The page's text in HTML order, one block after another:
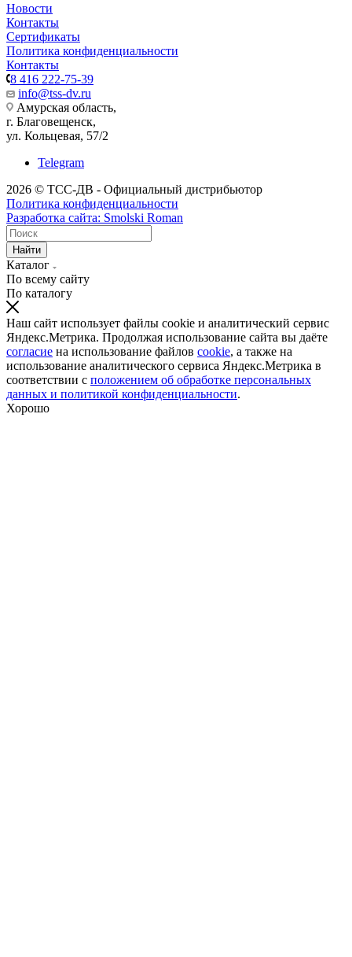
Новости
Контакты
Сертификаты
Политика конфиденциальности
Контакты
8 416 222-75-39
info@tss-dv.ru
Амурская область,
г. Благовещенск,
ул. Кольцевая, 57/2
Telegram
2026 © ТСС-ДВ - Официальный дистрибьютор
Политика конфиденциальности
Разработка сайта: Smolski Roman
Найти
Каталог
По всему сайту
По каталогу
Наш сайт использует файлы cookie и аналитический сервис
Яндекс.Метрика. Продолжая использование сайта вы даёте
согласие на использование файлов cookie, а также на
использование аналитического сервиса Яндекс.Метрика в
соответствии с положением об обработке персональных
данных и политикой конфиденциальности.
Хорошо